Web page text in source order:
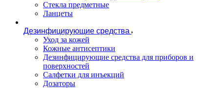
Стекла предметные
Ланцеты
Дезинфицирующие средства
Уход за кожей
Кожные антисептики
Дезинфицирующие средства для приборов и
поверхностей
Салфетки для инъекций
Дозаторы